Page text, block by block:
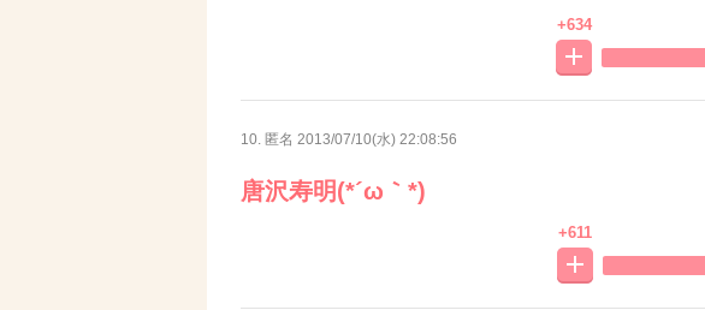
+634
10. 匿名 2013/07/10(水) 22:08:56
唐沢寿明(*´ω｀*)
+611